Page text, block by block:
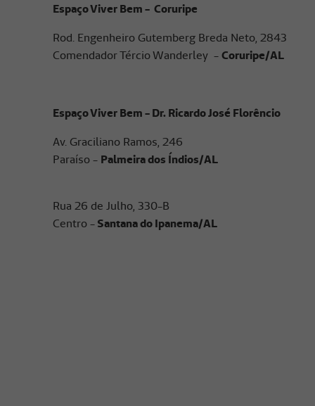
Espaço Viver Bem - Coruripe
Rod. Engenheiro Gutemberg Breda Neto, 2843
Comendador Tércio Wanderley -Coruripe/AL
Espaço Viver Bem - Dr. Ricardo José Florêncio
Av. Graciliano Ramos, 246
Paraíso - Palmeira dos Índios/AL
Rua 26 de Julho, 330-B
Centro -Santana do Ipanema/AL